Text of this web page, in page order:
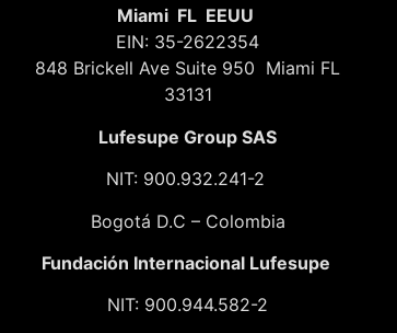
Miami FL EEUU
EIN: 35-2622354
848 Brickell Ave Suite 950 Miami FL
33131
Lufesupe Group SAS
NIT: 900.932.241-2
Bogotá D.C – Colombia
Fundación Internacional Lufesupe
NIT: 900.944.582-2